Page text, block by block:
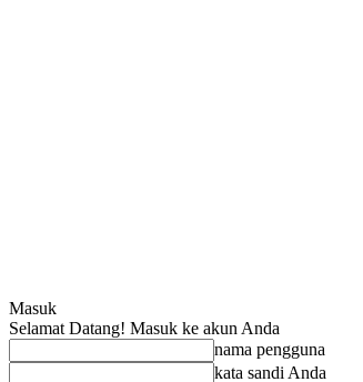
Masuk
Selamat Datang! Masuk ke akun Anda
nama pengguna
kata sandi Anda